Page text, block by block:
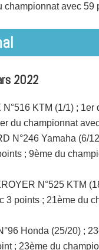
championnat avec 59
2022
KTM (1/1) ; 1er
du championnat
N°246 Yamaha (6/
; 9ème du
N°525 KTM
3 points ; 21ème du
Honda (25/20) ;
; 23ème du